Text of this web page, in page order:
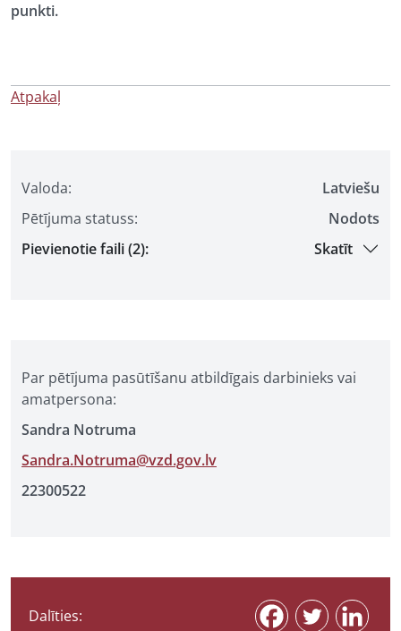
Valoda:
Latviešu
Pētījuma statuss:
Nodots
Pievienotie faili (2):
Skatīt
Par pētījuma pasūtīšanu atbildīgais darbinieks vai
amatpersona:
Sandra Notruma
Sandra.Notruma@vzd.gov.lv
22300522
Dalīties:
punkti.
Atpakaļ